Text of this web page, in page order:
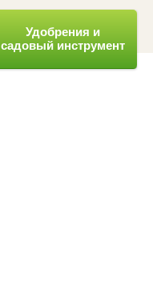
Удобрения и
садовый инструмент